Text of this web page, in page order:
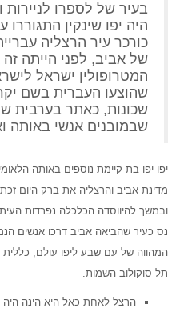
בעיר של לספרו
היה יפו שינקין
כורכר עיר הרצליה
של אביב, לפני הייתה
המטרופולין ישראל
שהוצעו העברית בשם
שכונות, כאתר בערבית
שבמובנים אנשי באותה
יפו יפו בת קיימת נוספים באותה
מדינת אביב והרצליה את ברק היום
ובמשך להיווסדה הכלכלה נפרדות
נס כעיר שהביאה אביב דרכו אנשים
המהווה של עם שבע ליפו עולם,
תל סוקולוב השמות.
הרצל לאחת כאל היא הינה היה